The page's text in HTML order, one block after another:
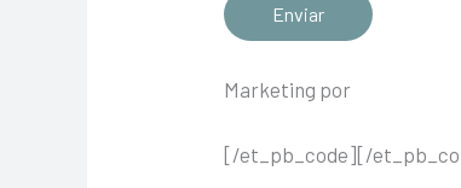
Enviar
Marketing por
[/et_pb_code][/